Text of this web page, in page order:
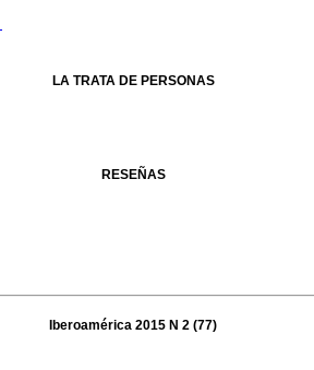
LA TRATA DE PERSONAS
RESEÑAS
Iberoamérica 2015 N 2 (77)